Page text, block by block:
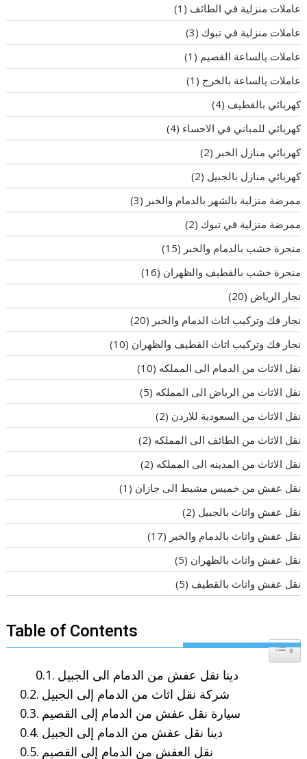
عاملات منزلية في الطائف (1)
عاملات منزلية في تبوك (3)
عاملات يالساعة القصيم (1)
عاملات يالساعة بالخرج (1)
كهربائي بالقطيف (4)
كهربائي للمباني في الاحساء (4)
كهربائي منازل الخبر (2)
كهربائي منازل بالجبيل (2)
ممرضة منزلية بالشهر بالدمام والخبر (3)
ممرضة منزلية في تبوك (2)
منجرة خشب بالدمام والخبر (15)
منجرة خشب بالقطيف والظهران (16)
نجار الرياض (20)
نجار فك وتركيب اثاث الدمام والخبر (20)
نجار فك وتركيب اثاث القطيف والظهران (10)
نقل الاثاث من الدمام الى المملكه (10)
نقل الاثاث من الرياض الى المملكه (5)
نقل الاثاث من السعودية للاردن (2)
نقل الاثاث من الطائف الى المملكه (2)
نقل الاثاث من المدينه الى المملكه (2)
نقل عفش من خميس مشيط الى جازان (1)
نقل عفش واثاث بالجبيل (2)
نقل عفش واثاث بالدمام والخبر (17)
نقل عفش واثاث بالظهران (5)
نقل عفش واثاث بالقطيف (5)
Table of Contents
Toggle
دينا نقل عفش من الدمام الى الجبيل
شركة نقل اثاث من الدمام إلى الجبيل
سيارة نقل عفش من الدمام إلى القصيم
دينا نقل عفش من الدمام إلى الجبيل
نقل العفش من الدمام إلى القصيم